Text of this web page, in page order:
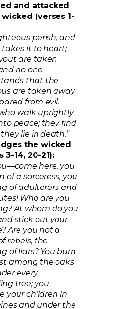
and attacked
(verses 1-
perish, and
takes it to heart;
are taken
no one
that the
are taken away
from evil.
walk uprightly
peace; they find
lie in death.”
the wicked
3-14, 20-21):
here, you
of a sorceress, you
of adulterers and
Who are you
At whom do you
stick out your
Are you not a
rebels, the
of liars? You burn
among the oaks
every
tree; you
your children in
and under the